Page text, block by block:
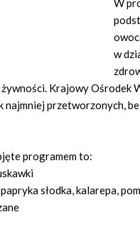
W
w
Krajowy
najmniej przetworzonych,
programem to:
słodka, kalarepa,